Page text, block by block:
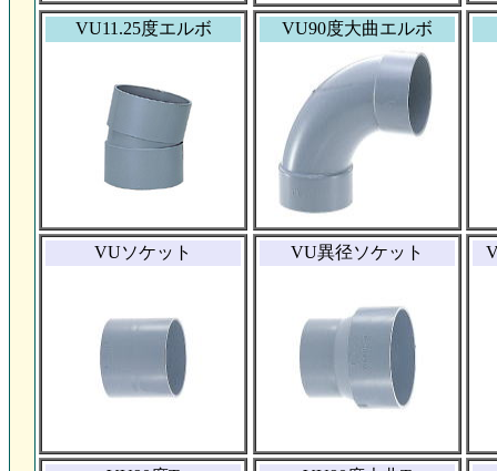
VU11.25度エルボ VU90度大曲エルボ
VUソケット VU異径ソケット